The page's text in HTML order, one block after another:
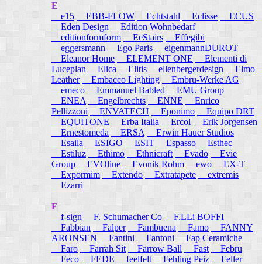
E
e15 EBB-FLOW Echtstahl Eclisse
ECUS
Eden Design
Edition Wohnbedarf
editionformform
EeStairs
Effegibi
eggersmann
Ego Paris
eigenmannDUROT
Eleanor Home
ELEMENT ONE
Elementi di
Luceplan
Elica Elitis ellenbergerdesign
Elmo
Leather
Embacco Lighting
Embru-Werke AG
emeco
Emmanuel Babled
EMU Group
ENEA
Engelbrechts ENNE
Enrico
Pellizzoni ENVATECH Eponimo
Equipo DRT
EQUITONE
Erba Italia Ercol
Erik Jorgensen
Ernestomeda
ERSA
Erwin Hauer Studios
Esaila
ESIGO ESIT Espasso
Esthec
Estiluz
Ethimo Ethnicraft Evado
Evie
Group
EVOline Evonik Rohm ewo
EX-T
Expormim
Extendo Extratapete
extremis
Ezarri
F
f-sign
F. Schumacher Co
F.LLi BOFFI
Fabbian
Falper Fambuena Famo
FANNY
ARONSEN
Fantini Fantoni
Fap Ceramiche
Faro
Farrah Sit Farrow Ball Fast
Febru
Feco
FEDE feelfelt Fehling Peiz
Feller